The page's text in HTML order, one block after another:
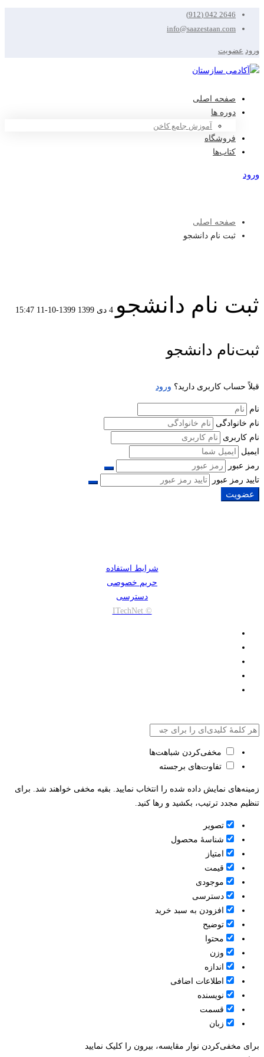
2646 042 (912)
info@saazestaan.com
ورود عضویت
صفحه اصلی
دوره ها
آموزش جامع کاخن
فروشگاه
کتاب‌ها
ورود
صفحه اصلی
ثبت نام دانشجو
ثبت نام دانشجو 4 دی 1399 1399-10-11 15:47
ثبت
نام
دانشجو
ثبت‌نام دانشجو
قبلاً حساب کاربری دارید؟ ورود
نام
نام خانوادگی
نام کاربری
ایمیل
رمز عبور
تایید رمز عبور
عضویت
شرایط استفاده
حریم خصوصی
دسترسی
© ITechNet
مخفی‌کردن شباهت‌ها
تفاوت‌های برجسته
زمینه‌های نمایش داده شده را انتخاب نمایید. بقیه مخفی خواهند شد. برای
تنظیم مجدد ترتیب، بکشید و رها کنید.
تصویر
شناسۀ محصول
امتیاز
قيمت
موجودی
دسترسی
افزودن به سبد خرید
توضیح
محتوا
وزن
اندازه
اطلاعات اضافی
نویسنده
قسمت
زبان
برای مخفی‌کردن نوار مقایسه، بیرون را کلیک نمایید